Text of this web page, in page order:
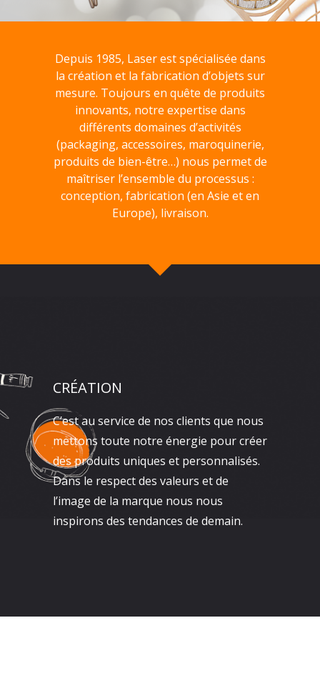
Depuis 1985, Laser est spécialisée dans
la création et la fabrication d’objets sur
mesure. Toujours en quête de produits
innovants, notre expertise dans
différents domaines d’activités
(packaging, accessoires, maroquinerie,
produits de bien-être…) nous permet de
maîtriser l’ensemble du processus :
conception, fabrication (en Asie et en
Europe), livraison.
CRÉATION
C’est au service de nos clients que nous
mettons toute notre énergie pour créer
des produits uniques et personnalisés.
Dans le respect des valeurs et de
l’image de la marque nous nous
inspirons des tendances de demain.